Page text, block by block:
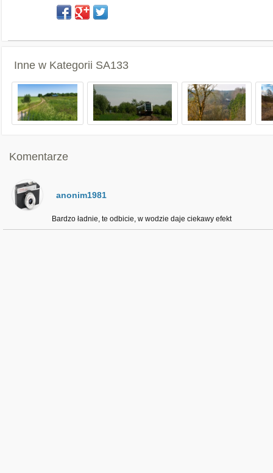
Inne w Kategorii SA133
Komentarze
anonim1981
Bardzo ładnie, te odbicie, w wodzie daje ciekawy efekt